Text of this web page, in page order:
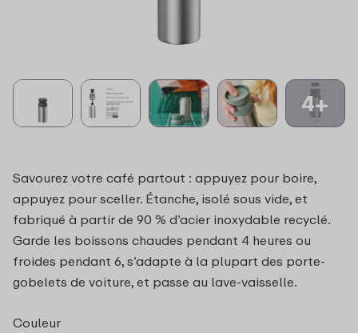
4+
Savourez votre café partout : appuyez pour boire,
appuyez pour sceller. Étanche, isolé sous vide, et
fabriqué à partir de 90 % d’acier inoxydable recyclé.
Garde les boissons chaudes pendant 4 heures ou
froides pendant 6, s’adapte à la plupart des porte-
gobelets de voiture, et passe au lave-vaisselle.
Couleur